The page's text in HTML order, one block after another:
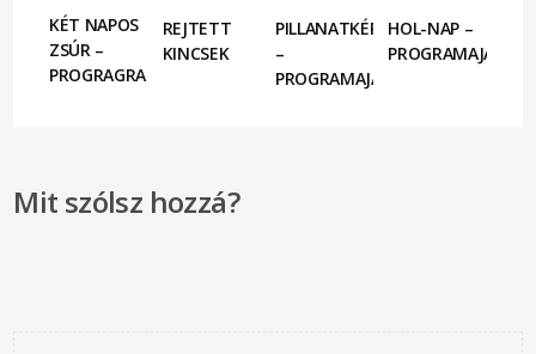
KÉT NAPOS
ZSÚR –
PROGRAGRAMAJÁNLÓ
REJTETT
KINCSEK
PILLANATKÉPEK
–
PROGRAMAJÁNLÓ
HOL-NAP –
PROGRAMAJÁNLÓ
Mit szólsz hozzá?